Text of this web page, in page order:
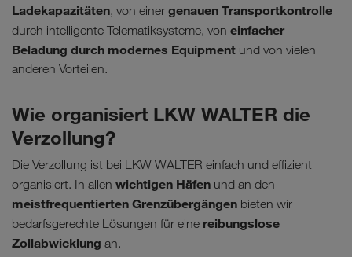
Ladekapazitäten, von einer genauen Transportkontrolle
durch intelligente Telematiksysteme, von einfacher
Beladung durch modernes Equipment und von vielen
anderen Vorteilen.
Wie organisiert LKW WALTER die
Verzollung?
Die Verzollung ist bei LKW WALTER einfach und effizient
organisiert. In allen wichtigen Häfen und an den
meistfrequentierten Grenzübergängen bieten wir
bedarfsgerechte Lösungen für eine reibungslose
Zollabwicklung an.